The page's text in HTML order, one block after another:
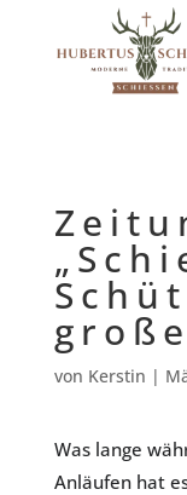
von Kerstin |
Was lange
Anläufen hat